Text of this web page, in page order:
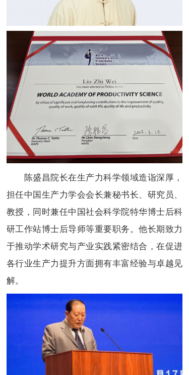
陈盛昌院长在生产力科学领域造诣深厚，
担任中国生产力学会会长兼秘书长、研究员、
教授，同时兼任中国社会科学院特华博士后科
研工作站博士后导师等重要职务。他长期致力
于推动学术研究与产业实践紧密结合，在促进
各行业生产力提升方面拥有丰富经验与卓越见
解。